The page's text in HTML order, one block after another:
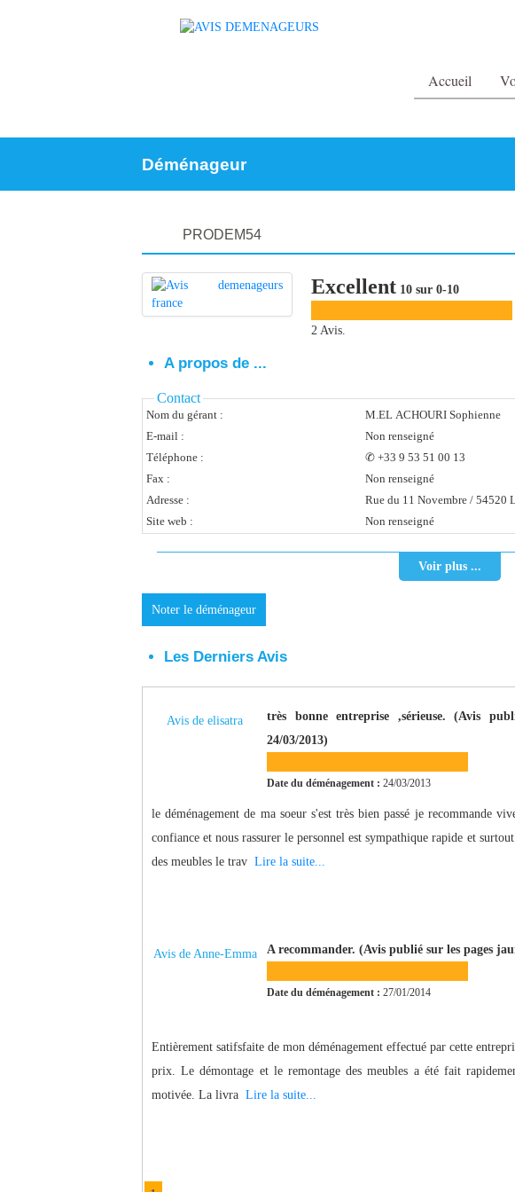
Accueil
Déménageur
PRODEM54
Excellent 10 sur 0-10
2 Avis.
A propos de ...
Contact
Nom du gérant :
M.EL ACHOURI Sophienne
E-mail :
Non renseigné
Téléphone :
✆ +33 9 53 51 00 13
Fax :
Non renseigné
Adresse :
Rue du 11
Site web :
Non renseigné
Voir plus ...
Noter le déménageur
Les Derniers Avis
Avis de elisatra
très bonne entreprise ,sérieuse. (Avis
24/03/2013)
Date du déménagement : 24/03/2013
le déménagement de ma soeur s'est très bien passé je recommande
confiance et nous rassurer le personnel est sympathique rapide et
des meubles le trav Lire la suite...
Avis de Anne-Emma A recommander. (Avis publié sur les pages
Date du déménagement : 27/01/2014
Entièrement satifsfaite de mon déménagement effectué par cette
prix. Le démontage et le remontage des meubles a été fait
motivée. La livra Lire la suite...